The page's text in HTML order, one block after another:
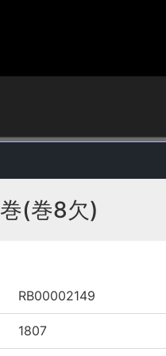
(巻8欠)
RB00002149
1807